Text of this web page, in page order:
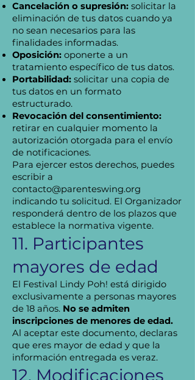
Cancelación o supresión: solicitar la
eliminación de tus datos cuando ya
no sean necesarios para las
finalidades informadas.
Oposición: oponerte a un
tratamiento específico de tus datos.
Portabilidad: solicitar una copia de
tus datos en un formato
estructurado.
Revocación del consentimiento:
retirar en cualquier momento la
autorización otorgada para el envío
de notificaciones.
Para ejercer estos derechos, puedes
escribir a
contacto@parenteswing.org
indicando tu solicitud. El Organizador
responderá dentro de los plazos que
establece la normativa vigente.
11. Participantes
mayores de edad
El Festival Lindy Poh! está dirigido
exclusivamente a personas mayores
de 18 años. No se admiten
inscripciones de menores de edad.
Al aceptar este documento, declaras
que eres mayor de edad y que la
información entregada es veraz.
12. Modificaciones